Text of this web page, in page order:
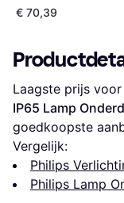
€ 70,39
Laagste prijs voor
IP65 Lamp
goedkoopste
Vergelijk:
Philips
Philips Lamp